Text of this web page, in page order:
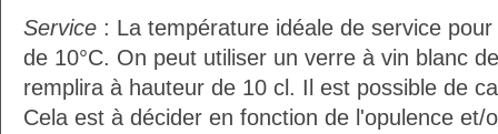
Service : La température idéale de service
de 10°C. On peut utiliser un verre à vin blanc
remplira à hauteur de 10 cl. Il est possible de
Cela est à décider en fonction de l'opulence et/